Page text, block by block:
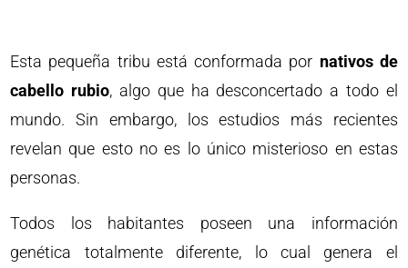
Esta pequeña tribu está conformada por nativos de
cabello rubio, algo que ha desconcertado a todo el
mundo. Sin embargo, los estudios más recientes
revelan que esto no es lo único misterioso en estas
personas.
Todos los habitantes poseen una información
genética totalmente diferente, lo cual genera el